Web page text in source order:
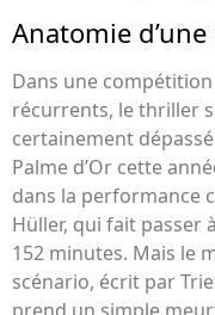
Anatomie
Dans une
récurrents, le thriller
certainement
Palme d’Or cette
dans la performance
Hüller, qui fait passer
152 minutes. Mais le
scénario, écrit par